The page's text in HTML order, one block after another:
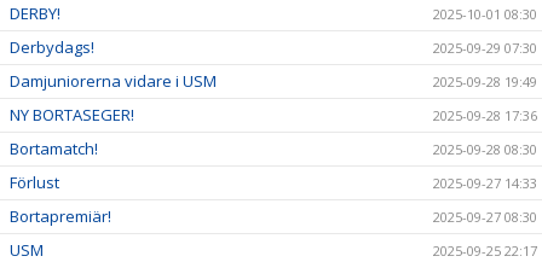
DERBY! 2025-10-01 08:30
Derbydags! 2025-09-29 07:30
Damjuniorerna vidare i USM 2025-09-28 19:49
NY BORTASEGER! 2025-09-28 17:36
Bortamatch! 2025-09-28 08:30
Förlust 2025-09-27 14:33
Bortapremiär! 2025-09-27 08:30
USM 2025-09-25 22:17